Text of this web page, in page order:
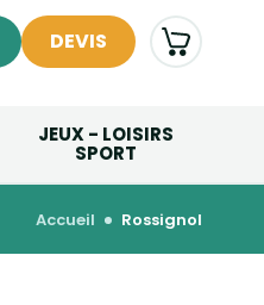
DEVIS
JEUX - LOISIRS
SPORT
accueil rossignol